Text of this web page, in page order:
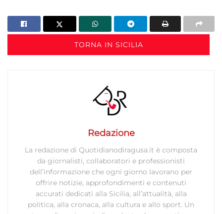
TORNA IN SICILIA
Redazione
La redazione di Quotidianodiragusa.it è composta
da giornalisti, collaboratori e professionisti
dell’informazione che ogni giorno lavorano per
offrire notizie, approfondimenti e contenuti
accurati dedicati alla Sicilia, all’attualità, alla
politica, alla cronaca, alla cultura e allo sport. Un